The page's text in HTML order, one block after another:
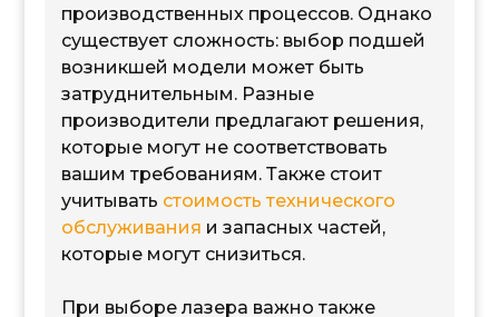
производственных процессов. Однако
существует сложность: выбор подшей
возникшей модели может быть
затруднительным. Разные
производители предлагают решения,
которые могут не соответствовать
вашим требованиям. Также стоит
учитывать стоимость технического
обслуживания и запасных частей,
которые могут снизиться.
При выборе лазера важно также